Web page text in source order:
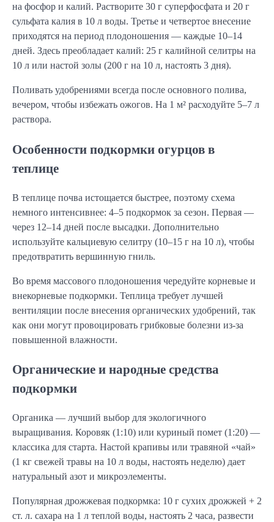
на фосфор и калий. Растворите 30 г суперфосфата и 20 г
сульфата калия в 10 л воды. Третье и четвертое внесение
приходятся на период плодоношения — каждые 10–14
дней. Здесь преобладает калий: 25 г калийной селитры на
10 л или настой золы (200 г на 10 л, настоять 3 дня).
Поливать удобрениями всегда после основного полива,
вечером, чтобы избежать ожогов. На 1 м² расходуйте 5–7 л
раствора.
Особенности подкормки огурцов в
теплице
В теплице почва истощается быстрее, поэтому схема
немного интенсивнее: 4–5 подкормок за сезон. Первая —
через 12–14 дней после высадки. Дополнительно
используйте кальциевую селитру (10–15 г на 10 л), чтобы
предотвратить вершинную гниль.
Во время массового плодоношения чередуйте корневые и
внекорневые подкормки. Теплица требует лучшей
вентиляции после внесения органических удобрений, так
как они могут провоцировать грибковые болезни из-за
повышенной влажности.
Органические и народные средства
подкормки
Органика — лучший выбор для экологичного
выращивания. Коровяк (1:10) или куриный помет (1:20) —
классика для старта. Настой крапивы или травяной «чай»
(1 кг свежей травы на 10 л воды, настоять неделю) дает
натуральный азот и микроэлементы.
Популярная дрожжевая подкормка: 10 г сухих дрожжей + 2
ст. л. сахара на 1 л теплой воды, настоять 2 часа, развести